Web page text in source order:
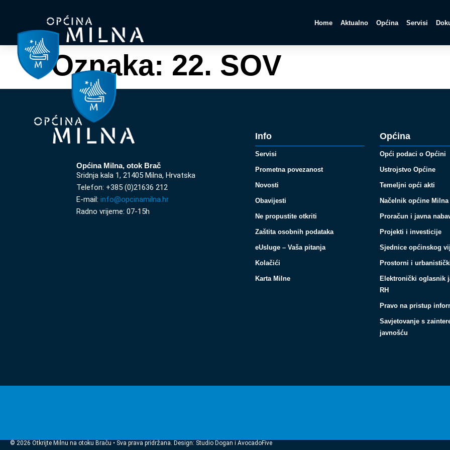
Home Aktualno Općina Servisi
Oznaka: 22. SOV
Općina Milna, otok Brač
Sridnja kala 1, 21405 Milna, Hrvatska
Telefon: +385 (0)21636 212
E-mail: info@opcinamilna.hr
Radno vrijeme: 07-15h
Info
Servisi
Prometna povezanost
Novosti
Obavijesti
Ne propustite otkriti
Zaštita osobnih podataka
eUsluge – Vaša pitanja
Kolačići
Karta Milne
Općina
Opći podaci o Općini
Ustrojstvo Općine
Temeljni opći akti
Načelnik općine Milna
Proračun i javna
Projekti i investicije
Sjednice općinskog
Prostorni i
Elektronički oglasnik
RH
Pravo na pristup
Savjetovanje s
javnošću
© 2026 Otkrijte Milnu na otoku Braču • Sva prava pridržana. Design: Studio Dogan i AvocadoFive